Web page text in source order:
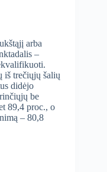
arba
–
iš trečiųjų šalių
didėjo
be
89,4 proc., o
– 80,8